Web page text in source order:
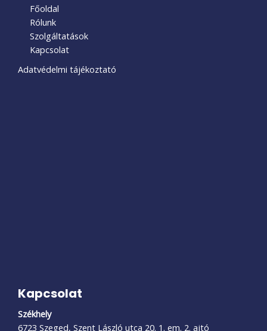
Főoldal
Rólunk
Szolgáltatások
Kapcsolat
Adatvédelmi tájékoztató
Kapcsolat
Székhely
6723 Szeged, Szent László utca 20. 1. em. 2. ajtó